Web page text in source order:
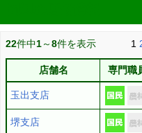
22件中1～8件を表示 1
店舗名 専門職
玉出支店
堺支店